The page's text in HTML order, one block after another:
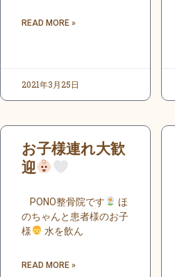
READ MORE »
2021年3月25日
お子様連れ大歓
迎
PONO整骨院です
ほ
のちゃんと患者様のお子
様
水を飲ん
READ MORE »